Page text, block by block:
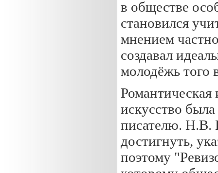
в обществе
становился
мнением
создавал
молодёжь того
Романтическая
искусство
писателю. Н.В.
достигнуть,
поэтому